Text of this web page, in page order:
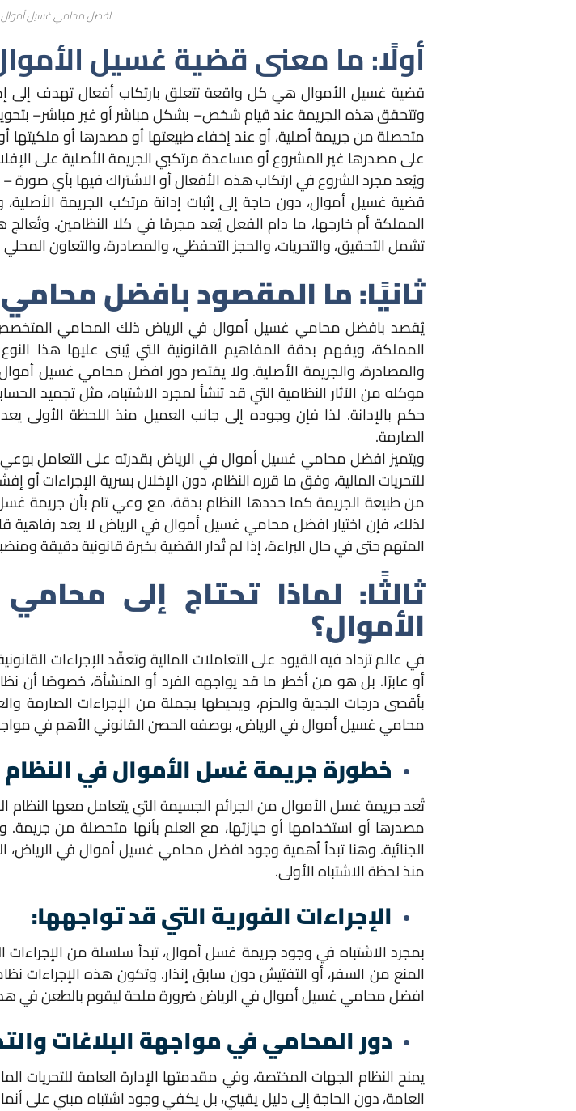
افضل محامي غسيل أموال
أولًا: ما معنى قضية غسيل
قضية غسيل الأموال هي كل واقعة تتعلق بارتكاب أفعال تهدف
وتتحقق هذه الجريمة عند قيام شخص– بشكل مباشر أو غير مباشر–
متحصلة من جريمة أصلية، أو عند إخفاء طبيعتها أو مصدرها أو ملكيتها
على مصدرها غير المشروع أو مساعدة مرتكبي الجريمة الأصلية على
ويُعد مجرد الشروع في ارتكاب هذه الأفعال أو الاشتراك فيها بأي صورة –
قضية غسيل أموال، دون حاجة إلى إثبات إدانة مرتكب الجريمة
المملكة أم خارجها، ما دام الفعل يُعد مجرمًا في كلا النظامين.
تشمل التحقيق، والتحريات، والحجز التحفظي، والمصادرة، والتعاون
ثانيًا: ما المقصود بافضل
يُقصد بافضل محامي غسيل أموال في الرياض ذلك المحامي المتخصص
المملكة، ويفهم بدقة المفاهيم القانونية التي يُبنى عليها هذا
والمصادرة، والجريمة الأصلية. ولا يقتصر دور افضل محامي غسيل
موكله من الآثار النظامية التي قد تنشأ لمجرد الاشتباه، مثل تجميد
حكم بالإدانة. لذا فإن وجوده إلى جانب العميل منذ اللحظة الأولى
الصارمة.
ويتميز افضل محامي غسيل أموال في الرياض بقدرته على التعامل بوعي
للتحريات المالية، وفق ما قرره النظام، دون الإخلال بسرية الإجراءات
من طبيعة الجريمة كما حددها النظام بدقة، مع وعي تام بأن جريمة غسل
لذلك، فإن اختيار افضل محامي غسيل أموال في الرياض لا يعد رفاهية
المتهم حتى في حال البراءة، إذا لم تُدار القضية بخبرة قانونية دقيقة
ثالثًا: لماذا تحتاج إلى
الأموال؟
في عالم تزداد فيه القيود على التعاملات المالية وتعقّد الإجراءات
أو عابرًا. بل هو من أخطر ما قد يواجهه الفرد أو المنشأة، خصوصًا
بأقصى درجات الجدية والحزم، ويحيطها بجملة من الإجراءات الصارمة
محامي غسيل أموال في الرياض، بوصفه الحصن القانوني الأهم في
خطورة جريمة غسل الأموال في
تُعد جريمة غسل الأموال من الجرائم الجسيمة التي يتعامل معها
مصدرها أو استخدامها أو حيازتها، مع العلم بأنها متحصلة من
الجنائية. وهنا تبدأ أهمية وجود افضل محامي غسيل أموال في
منذ لحظة الاشتباه الأولى.
الإجراءات الفورية التي قد تواجهها:
بمجرد الاشتباه في وجود جريمة غسل أموال، تبدأ سلسلة من الإجراءات
المنع من السفر، أو التفتيش دون سابق إنذار. وتكون هذه الإجراءات
افضل محامي غسيل أموال في الرياض ضرورة ملحة ليقوم بالطعن في هذه
دور المحامي في مواجهة البلاغات
يمنح النظام الجهات المختصة، وفي مقدمتها الإدارة العامة للتحريات
العامة، دون الحاجة إلى دليل يقيني، بل يكفي وجود اشتباه مبني